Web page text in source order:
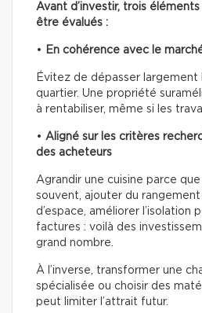
Avant d’investir, trois
être évalués :
• En cohérence avec le
Évitez de dépasser largement
quartier. Une propriété
à rentabiliser, même si les
• Aligné sur les critères
des acheteurs
Agrandir une cuisine parce
souvent, ajouter du
d’espace, améliorer l’isolation
factures : voilà des
grand nombre.
À l’inverse, transformer une
spécialisée ou choisir des
peut limiter l’attrait futur.